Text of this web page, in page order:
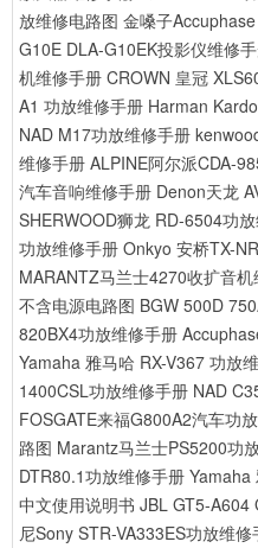
放维修电路图 金嗓子
G10E DLA-G10EK投影仪维修
机维修手册 CROWN 皇冠
A1 功放维修手册 Harman
NAD M17功放维修手册
维修手册 ALPINE阿尔派CDA-
汽车音响维修手册 Denon天龙
SHERWOOD狮龙 RD-6504功
功放维修手册 Onkyo 安桥TX-
MARANTZ马兰士4270收扩音
不含电源电路图 BGW 500D
820BX4功放维修手册
Yamaha 雅马哈 RX-V367 功放
1400CSL功放维修手册 NAD
FOSGATE来福G800A2汽车功
路图 Marantz马兰士PS5200功
DTR80.1功放维修手册 Yamaha
中文使用说明书 JBL GT5-A604
尼Sony STR-VA333ES功放维修